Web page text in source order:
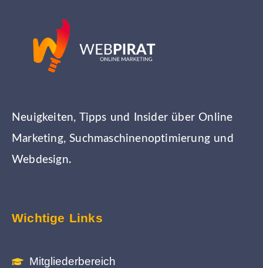
Neuigkeiten, Tipps und Insider über Online
Marketing, Suchmaschinenoptimierung und
Webdesign.
Wichtige Links
Mitgliederbereich